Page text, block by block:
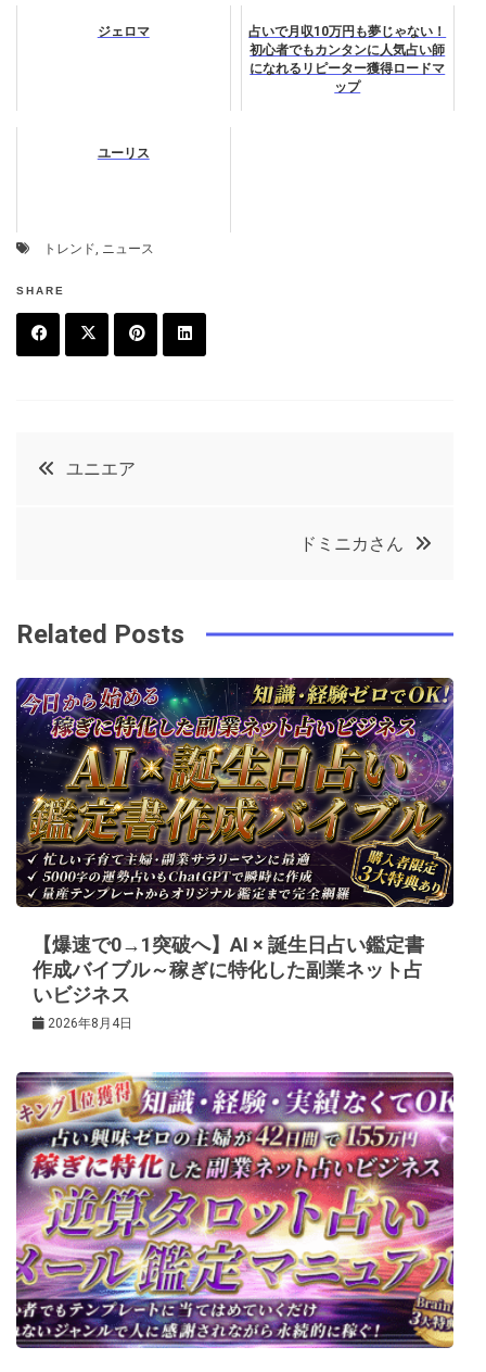
ジェロマ
占いで月収10万円も夢じゃない！
初心者でもカンタンに人気占い師
になれるリピーター獲得ロードマ
ップ
ユーリス
トレンド, ニュース
SHARE
k
t
t
投
ビ
ゲ
ー
シ
ョ
ン
ユニエア
ドミニカさん
Related Posts
【爆速で0→1突破へ】AI × 誕生日占い鑑定書
作成バイブル～稼ぎに特化した副業ネット占
いビジネス
2026年8月4日